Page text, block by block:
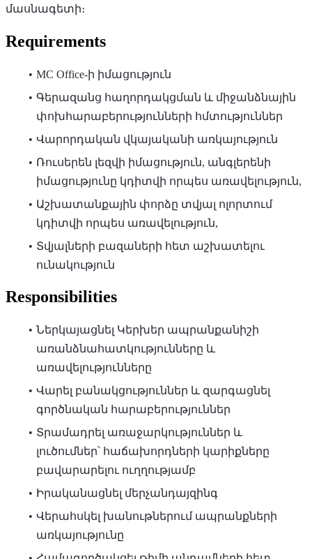
մասնագետի։
Requirements
MC Office-ի իմացություն
Գերազանց հաղորդակցման և միջանձնային
փոխհարաբերությունների հմտություններ
Վարորդական վկայականի առկայություն
Ռուսերեն լեզվի իմացություն, անգլերենի
իմացությունը կդիտվի որպես առավելություն,
Աշխատանքային փորձը տվյալ ոլորտում
կդիտվի որպես առավելություն,
Տվյալների բազաների հետ աշխատելու
ունակություն
Responsibilities
Ներկայացնել Կերխեր ապրանքանիշի
առանձնահատկությունները և
առավելությունները
Վարել բանակցություններ և զարգացնել
գործնական հարաբերություններ
Տրամադրել առաջարկություններ և
լուծումներ՝ հաճախորդների կարիքները
բավարարելու ուղղությամբ
Իրականացնել մերչանդայզինգ
Վերահսկել խանութներում ապրանքների
առկայությունը